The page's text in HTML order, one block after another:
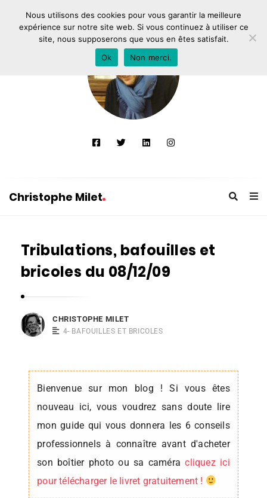
Christophe Milet
Tribulations, bafouilles et
bricoles du 08/12/09
CHRISTOPHE MILET
4- BAFOUILLES ET BRICOLES
Bienvenue sur mon blog ! Si vous êtes
nouveau ici, vous voudrez sans doute lire
mon guide qui vous donnera les 6 conseils
professionnels à connaître avant d'acheter
son boîtier photo ou sa caméracliquez ici
pour télécharger le livret gratuitement !
Nous utilisons des cookies pour vous garantir la meilleure
expérience sur notre site web. Si vous continuez à utiliser ce
site, nous supposerons que vous en êtes satisfait.
Ok
Non merci.